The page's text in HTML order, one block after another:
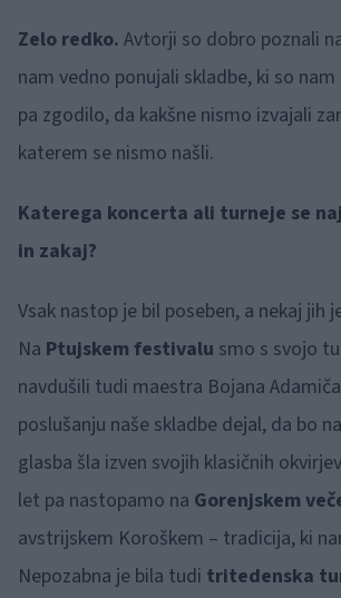
Zelo redko. Avtorji so dobro poznali
nam vedno ponujali skladbe, ki so
pa zgodilo, da kakšne nismo izvajali
katerem se nismo našli.
Katerega koncerta ali turneje se
in zakaj?
Vsak nastop je bil poseben, a nekaj jih
Na Ptujskem festivalu smo s svojo
navdušili tudi maestra Bojana
poslušanju naše skladbe dejal, da bo
glasba šla izven svojih klasičnih
let pa nastopamo na Gorenjskem
avstrijskem Koroškem – tradicija, ki
Nepozabna je bila tudi tritedenska